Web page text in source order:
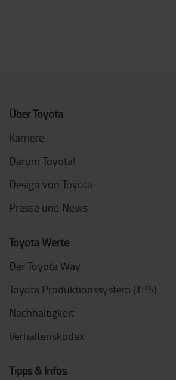
Über Toyota
Karriere
Darum Toyota!
Design von Toyota
Presse und News
Toyota Werte
Der Toyota Way
Toyota Produktionssystem (TPS)
Nachhaltigkeit
Verhaltenskodex
Tipps & Infos